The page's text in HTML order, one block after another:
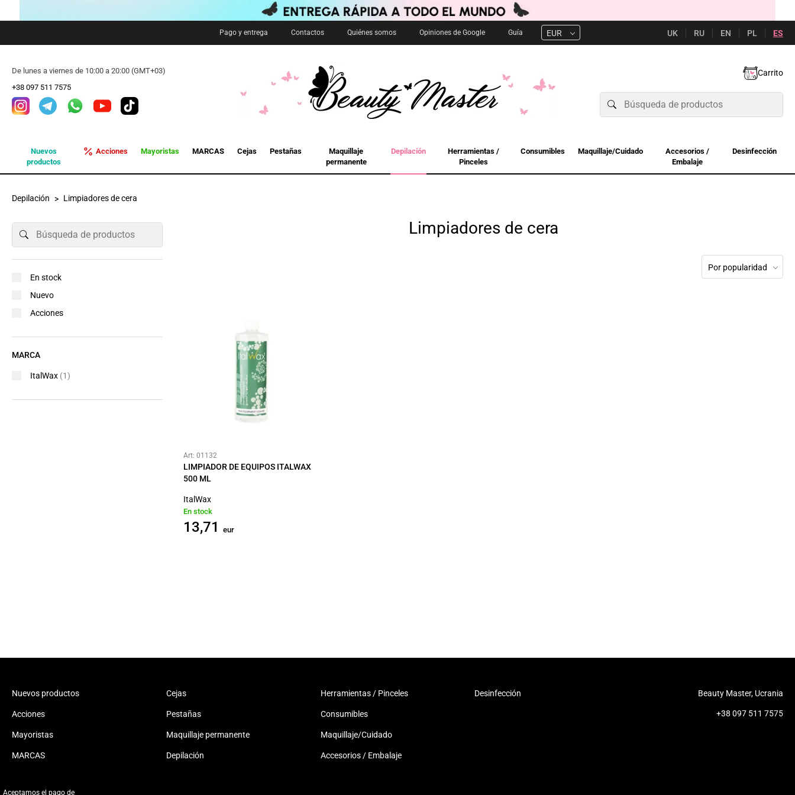
Pago y entrega Contactos Quiénes somos Opiniones de Google Guía EUR UK RU EN PL ES
De lunes a viernes de 10:00 a 20:00 (GMT+03)
+38 097 511 7575
Carrito
Nuevos
productos
Acciones Mayoristas MARCAS Cejas Pestañas
Maquillaje
permanente
Depilación
Herramientas /
Pinceles
Consumibles Maquillaje/Cuidado
Accesorios /
Embalaje
Desinfección
Depilación Limpiadores de cera
Limpiadores de cera
Por popularidad
Art: 01132
LIMPIADOR DE EQUIPOS ITALWAX
500 ML
ItalWax
En stock
13,71 eur
En stock
Nuevo
Acciones
MARCA
ItalWax (1)
Nuevos productos
Acciones
Mayoristas
MARCAS
Cejas
Pestañas
Maquillaje permanente
Depilación
Herramientas / Pinceles
Consumibles
Maquillaje/Cuidado
Accesorios / Embalaje
Desinfección Beauty Master, Ucrania
+38 097 511 7575
Aceptamos el pago de